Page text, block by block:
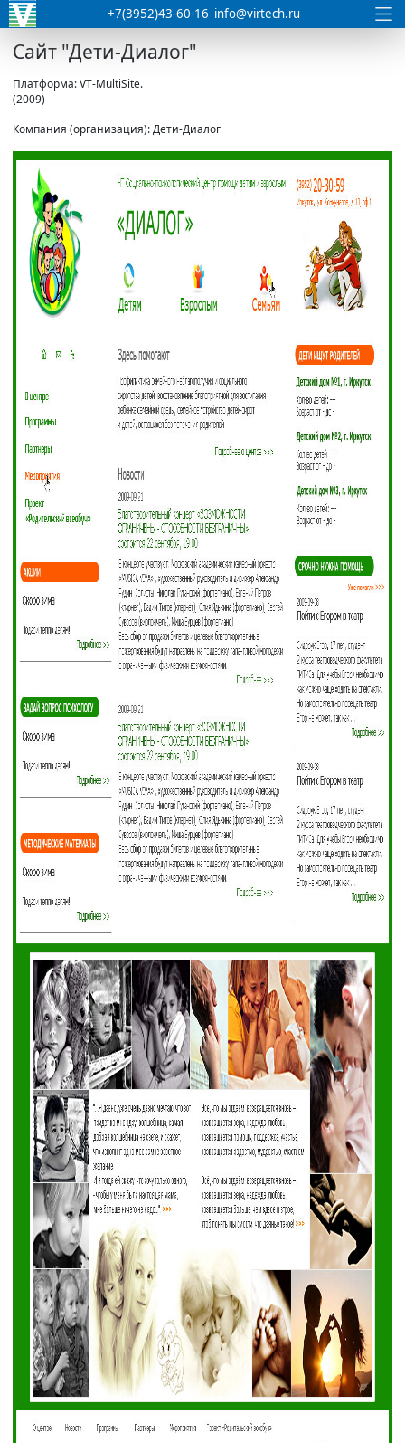
+7(3952)43-60-16 info@virtech.ru
Сайт "Дети-Диалог"
Платформа: VT-MultiSite.
(2009)
Компания (организация): Дети-Диалог